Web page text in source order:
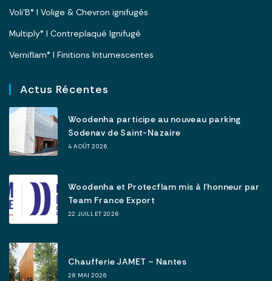
Voli’B® I Volige & Chevron ignifugés
Multiply® I Contreplaqué Ignifugé
Verniflam® I Finitions Intumescentes
Actus Récentes
Woodenha participe au nouveau parking
Sodenav de Saint-Nazaire
4 AOÛT 2026
Woodenha et Protecflam mis à l’honneur par
Team France Export
22 JUILLET 2026
Chaufferie JAMET – Nantes
28 MAI 2026